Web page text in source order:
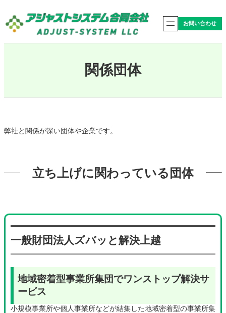
容
を
お問い合わせ
関係団体
弊社と関係が深い団体や企業です。
立ち上げに関わっている団体
一般財団法人ズバッと解決上越
地域密着型事業所集団でワンストップ解決サ
ービス
小規模事業所や個人事業所などが結集した地域密着型の事業所集
グ
ル
ー
リ
ン